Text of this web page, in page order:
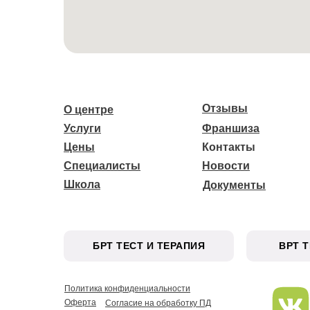
О центре
Услуги
Цены
Специалисты
Школа
Франшиза
Отзывы
Новости
Контакты
Оферта
Политика конфиденциальности
БРТ ТЕСТ И ТЕРАПИЯ ВРТ
Документы
Согласие на обработку ПД